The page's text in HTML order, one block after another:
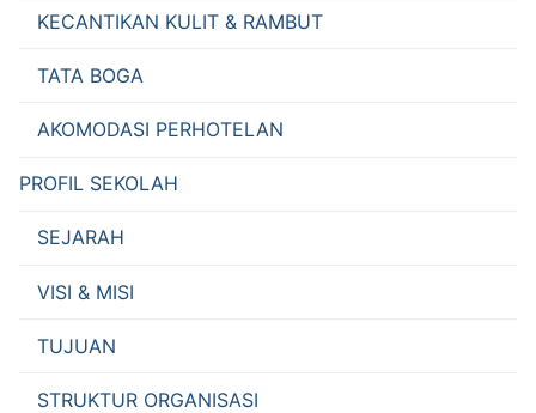
KECANTIKAN KULIT & RAMBUT
TATA BOGA
AKOMODASI PERHOTELAN
PROFIL SEKOLAH
SEJARAH
VISI & MISI
TUJUAN
STRUKTUR ORGANISASI